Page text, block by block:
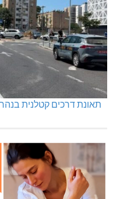
תאונת דרכים קטלנית